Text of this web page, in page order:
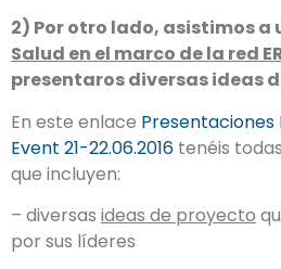
2) Por otro lado, asistimos a
Salud en el marco de la red
presentaros diversas ideas
En este enlace
Event 21-22.06.2016 tenéis
que incluyen:
– diversas ideas de proyecto
por sus líderes